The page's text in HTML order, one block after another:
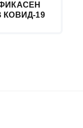
КОВИД-19